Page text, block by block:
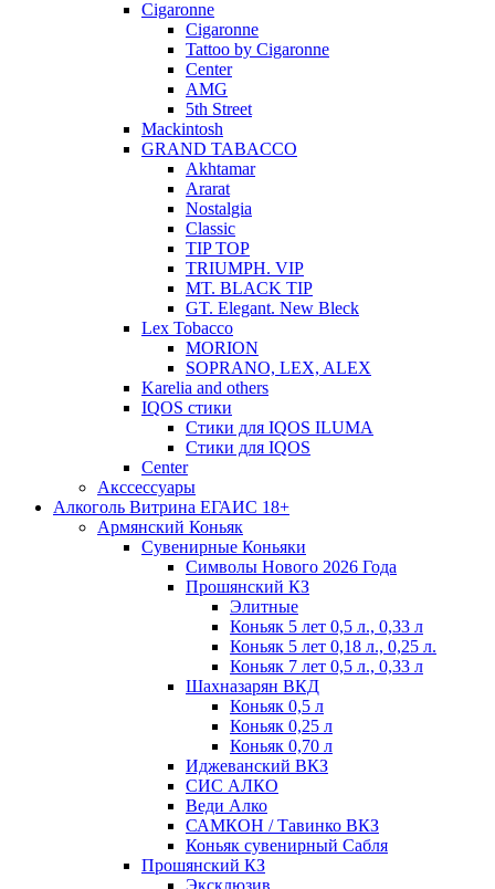
Cigaronne
Cigaronne
Tattoo by Cigaronne
Center
AMG
5th Street
Mackintosh
GRAND TABACCO
Akhtamar
Ararat
Nostalgia
Classic
TIP TOP
TRIUMPH. VIP
MT. BLACK TIP
GT. Elegant. New Bleck
Lex Tobacco
MORION
SOPRANO, LEX, ALEX
Karelia and others
IQOS стики
Стики для IQOS ILUMA
Стики для IQOS
Сenter
Акссессуары
Алкоголь Витрина ЕГАИС 18+
Армянский Коньяк
Сувенирные Коньяки
Символы Нового 2026 Года
Прошянский КЗ
Элитные
Коньяк 5 лет 0,5 л., 0,33 л
Коньяк 5 лет 0,18 л., 0,25 л.
Коньяк 7 лет 0,5 л., 0,33 л
Шахназарян ВКД
Коньяк 0,5 л
Коньяк 0,25 л
Коньяк 0,70 л
Иджеванский ВКЗ
СИС АЛКО
Веди Алко
САМКОН / Тавинко ВКЗ
Коньяк сувенирный Сабля
Прошянский КЗ
Эксклюзив